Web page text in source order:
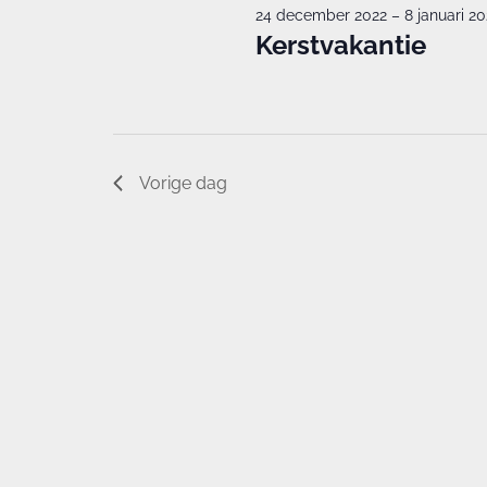
Kerstvakantie
24 december 2022 –8 januari
Vorige dag